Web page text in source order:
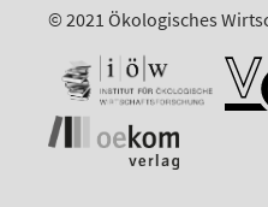
© 2021 Ökologisches